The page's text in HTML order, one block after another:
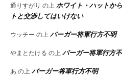
通りすがり の上ホワイト・ハットか
トと交渉してはいけない
ウッチー の上バーガー将軍行方不明
やまとたける の上バーガー将軍行方
あ の上バーガー将軍行方不明